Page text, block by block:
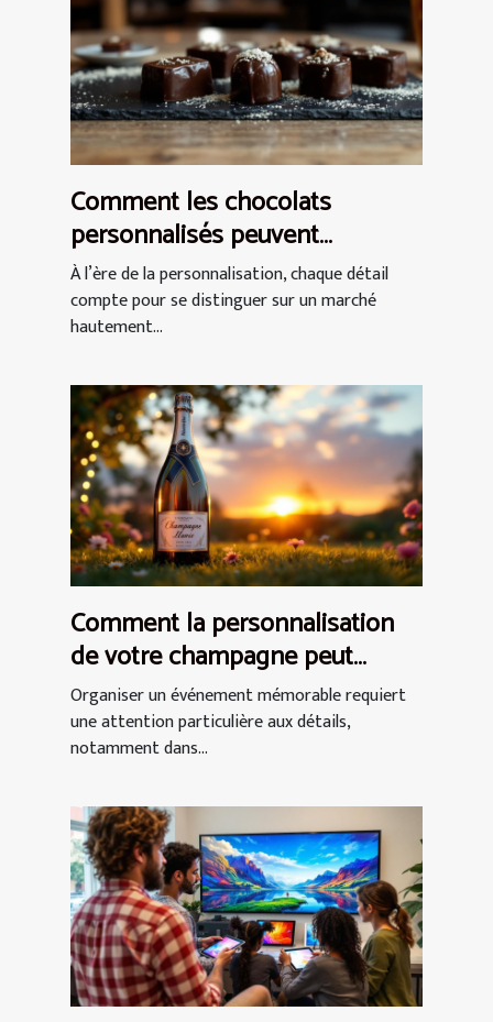
Comment les chocolats
personnalisés peuvent
renforcer l'image de marque ?
À l’ère de la personnalisation, chaque détail
compte pour se distinguer sur un marché
hautement...
Comment la personnalisation
de votre champagne peut
rehausser vos événements ?
Organiser un événement mémorable requiert
une attention particulière aux détails,
notamment dans...